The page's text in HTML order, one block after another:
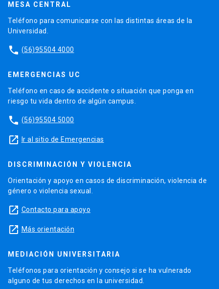
MESA CENTRAL
Teléfono para comunicarse con las distintas áreas de la
Universidad.
phone (56)95504 4000
EMERGENCIAS UC
Teléfono en caso de accidente o situación que ponga en
riesgo tu vida dentro de algún campus.
phone (56)95504 5000
launch Ir al sitio de Emergencias
DISCRIMINACIÓN Y VIOLENCIA
Orientación y apoyo en casos de discriminación, violencia de
género o violencia sexual.
launch Contacto para apoyo
launch Más orientación
MEDIACIÓN UNIVERSITARIA
Teléfonos para orientación y consejo si se ha vulnerado
alguno de tus derechos en la universidad.